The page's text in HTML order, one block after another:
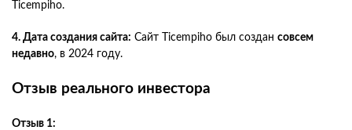
Ticempiho.
4. Дата создания сайта: Сайт Ticempiho был создан совсем
недавно, в 2024 году.
Отзыв реального инвестора
Отзыв 1: